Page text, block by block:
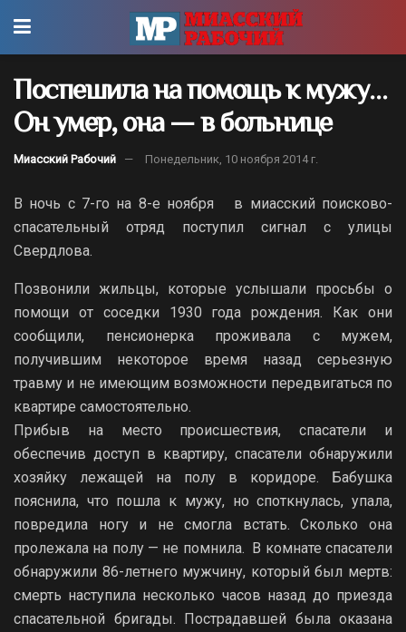
Поспешила на помощь к мужу…
Он умер, она — в больнице
Миасский Рабочий Понедельник, 10 ноября 2014 г.
В ночь с 7-го на 8-е ноября в миасский поисково-
спасательный отряд поступил сигнал с улицы
Свердлова.
Позвонили жильцы, которые услышали просьбы о
помощи от соседки 1930 года рождения. Как они
сообщили, пенсионерка проживала с мужем,
получившим некоторое время назад серьезную
травму и не имеющим возможности передвигаться по
квартире самостоятельно.
Прибыв на место происшествия, спасатели и
обеспечив доступ в квартиру, спасатели обнаружили
хозяйку лежащей на полу в коридоре. Бабушка
пояснила, что пошла к мужу, но споткнулась, упала,
повредила ногу и не смогла встать. Сколько она
пролежала на полу — не помнила. В комнате спасатели
обнаружили 86-летнего мужчину, который был мертв:
смерть наступила несколько часов назад до приезда
спасательной бригады. Пострадавшей была оказана